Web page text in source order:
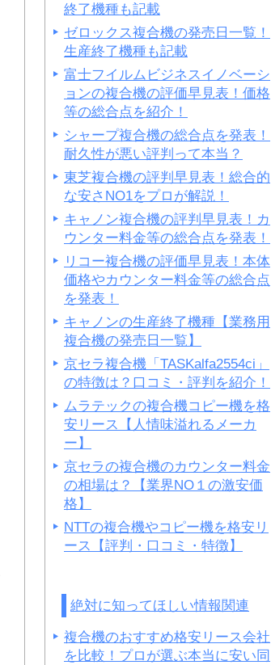
終了機種も記載
ゼロックス複合機の発売日一覧！
生産終了機種も記載
富士フイルムビジネスイノベーシ
ョンの複合機の評価早見表！価格
等の総合点を紹介！
シャープ複合機の総合点を発表！
耐久性が悪い評判って本当？
東芝複合機の評判早見表！総合的
な安さNO1をプロが解説！
キャノン複合機の評判早見表！カ
ウンター料金等の総合点を発表！
リコー複合機の評価早見表！本体
価格やカウンター料金等の総合点
を発表！
キャノンの生産終了機種【業務用
複合機の発売日一覧】
京セラ複合機「TASKalfa2554ci」
の特徴は？口コミ・評判を紹介！
ムラテックの複合機コピー機を格
安リース【人情味溢れるメーカ
ー】
京セラの複合機のカウンター料金
の相場は？【業界NO１の激安価
格】
NTTの複合機やコピー機を格安リ
ース【評判・口コミ・特徴】
絶対に知ってほしい情報関連
複合機のおすすめ格安リース会社
を比較！プロが選ぶ本当に安い同